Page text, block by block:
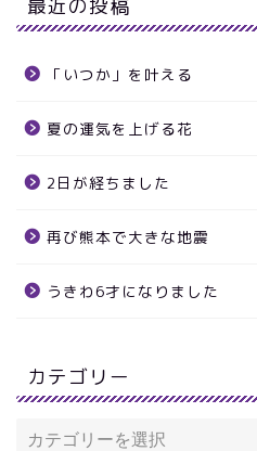
最近の投稿
「いつか」を叶える
夏の運気を上げる花
2日が経ちました
再び熊本で大きな地震
うきわ6才になりました
カテゴリー